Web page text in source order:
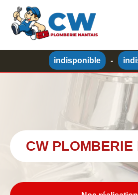
indisponible -
CW PLOMBERIE